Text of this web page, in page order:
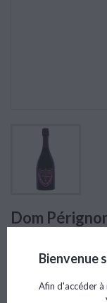
Dom
Bienvenue
Afin d'accéder